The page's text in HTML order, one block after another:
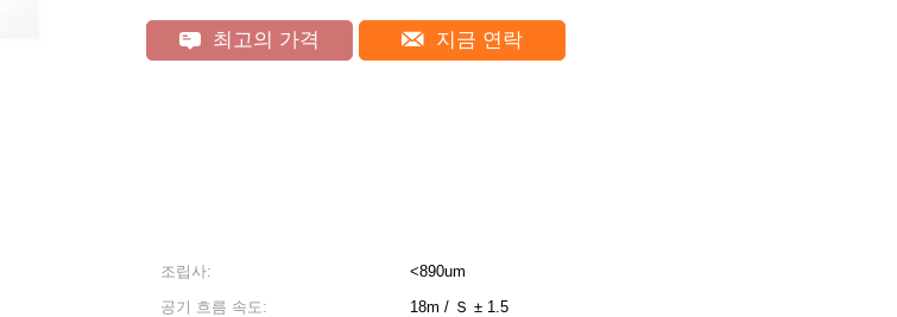
최고의 가격 지금 연락
조립사:
<890um
공기 흐름 속도:
18m / Ｓ ± 1.5